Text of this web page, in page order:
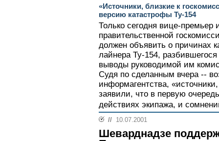
«Источники, близкие к
версию катастрофы Ту-154
Только сегодня вице-премьер
правительственной
должен объявить о причинах
лайнера Ту-154,
выводы руководимой им
Судя по сделанным вчера --
информагентства,
заявили, что в первую
действиях экипажа, и
// 10.07.2001
Шеварднадзе